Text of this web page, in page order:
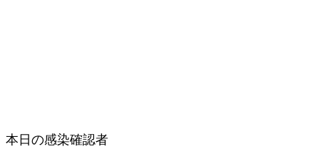
本日の感染確認者